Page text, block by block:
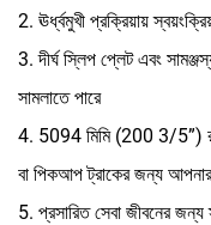
2. ঊর্ধ্বমুখী প্রক্রিয়ায়
3. দীর্ঘ স্লিপ প্লেট এবং
সামলাতে পারে
4. 5094 মিমি (200 3/5”)
বা পিকআপ ট্রাকের জন্য আপনার
5. প্রসারিত সেবা জীবনের জন্য